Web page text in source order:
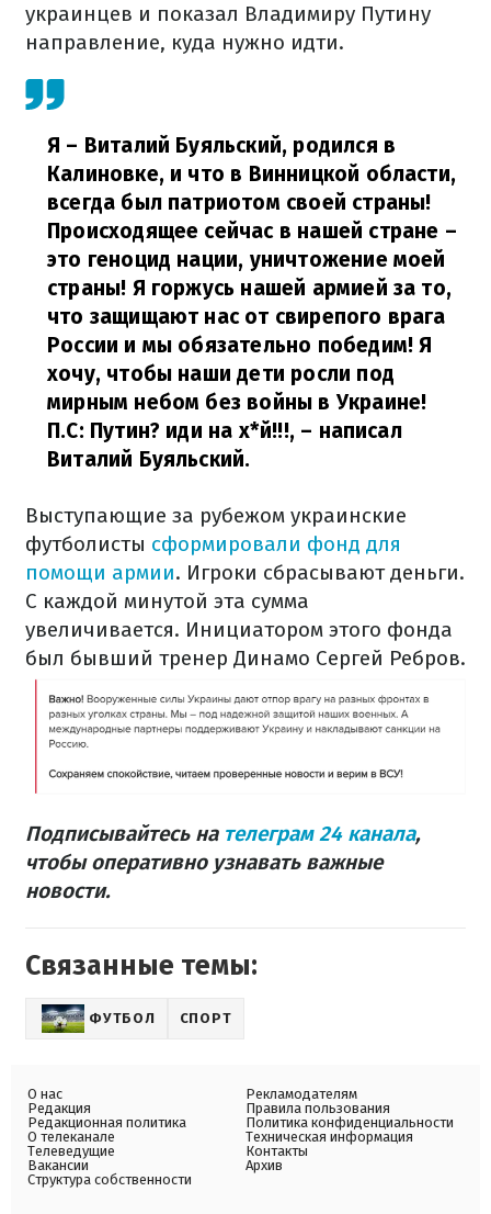
украинцев и показал Владимиру Путину
направление, куда нужно идти.
Я – Виталий Буяльский, родился в
Калиновке, и что в Винницкой области,
всегда был патриотом своей страны!
Происходящее сейчас в нашей стране –
это геноцид нации, уничтожение моей
страны! Я горжусь нашей армией за то,
что защищают нас от свирепого врага
России и мы обязательно победим! Я
хочу, чтобы наши дети росли под
мирным небом без войны в Украине!
П.С: Путин? иди на х*й!!!, – написал
Виталий Буяльский.
Выступающие за рубежом украинские
футболисты сформировали фонд для
помощи армии. Игроки сбрасывают деньги.
С каждой минутой эта сумма
увеличивается. Инициатором этого фонда
был бывший тренер Динамо Сергей Ребров.
Подписывайтесь на телеграм 24 канала,
чтобы оперативно узнавать важные
новости.
Связанные темы:
ФУТБОЛ СПОРТ
О нас
Редакция
Редакционная политика
О телеканале
Телеведущие
Вакансии
Структура собственности
Рекламодателям
Правила пользования
Политика конфиденциальности
Техническая информация
Контакты
Архив